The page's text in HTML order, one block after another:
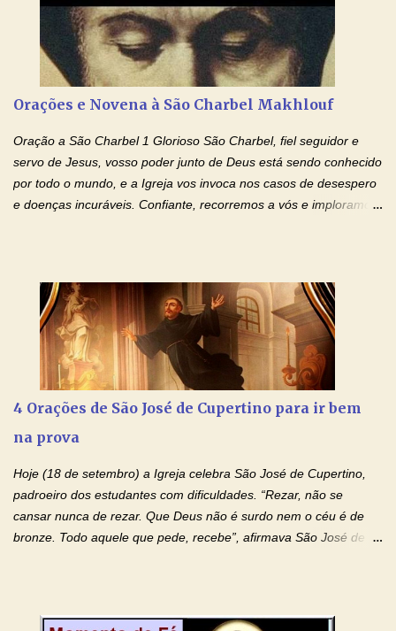
Mãezinha do Céu - Maria - te proteger com Seu divino manto.
Não desista, Jesus irá curar todas suas feridas, Creia! Adriana-
Devoção e Fé Oração de Libertação das Drogas (São Miguel
Arcanjo) "Senhor, Pai Eterno, em Nome de Teu Filho Jesus,
se encontram encarcerados em um vício, escravos de alguma
droga. Senhor, Pai Poderoso e cheio de Misericórdia, na
autoridade do Nome de Jesus libertai da escravidão do vício das
drogas, c...
Orações e Novena à São Charbel Makhlouf
Oração a São Charbel 1 Glorioso São Charbel, fiel seguidor e
servo de Jesus, vosso poder junto de Deus está sendo conhecido
por todo o mundo, e a Igreja vos invoca nos casos de desespero
e doenças incuráveis. Confiante, recorremos a vós e imploramos
Queremos sempre lembrar-nos deste favor, da vossa intercessão
e invocar-vos como nosso patrono, para maior glória de Deus e o
bem de nossas almas. São Charbel! Rogai por Nós e por todos
aqueles que invocam o vosso nome e auxílio. Amén. Oração 2 Ó
Deus, admirável em Vossos Santos, Vós que inspirastes a São
e a força para fazer triunfar, na sua vida, o heroísmo das virtudes
monásticas: a obediência, a castidade e a voluntária pobreza, e
milagres e gra...
4 Orações de São José de Cupertino para ir bem
na prova
Hoje (18 de setembro) a Igreja celebra São José de Cupertino,
padroeiro dos estudantes com dificuldades. “Rezar, não se
cansar nunca de rezar. Que Deus não é surdo nem o céu é de
bronze. Todo aquele que pede, recebe”, afirmava São José de
coração, transforma-o e o faz semelhante ao teu. Infunde em